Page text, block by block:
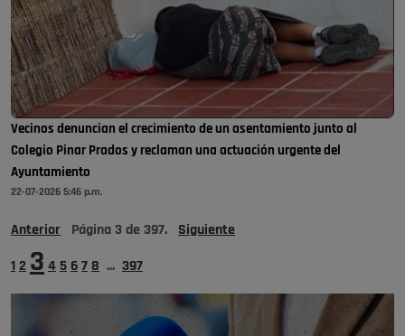
Vecinos denuncian el crecimiento de un asentamiento junto al
Colegio Pinar Prados y reclaman una actuación urgente del
Ayuntamiento
22-07-2026 5:46 p.m.
Anterior Página 3 de 397. Siguiente
1 2 3 4 5 6 7 8 ... 397